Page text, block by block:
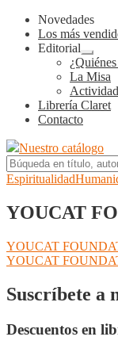
Novedades
Los más
Editorial
el
menú
hijo
La Misa
Librería Claret
Contacto
Nuestro catálogo
Espiritualidad
YOUCAT
Navegación
de
entradas
Anterior:
YOUCAT
Siguiente:
YOUCAT
Suscríbete a
Descuentos en